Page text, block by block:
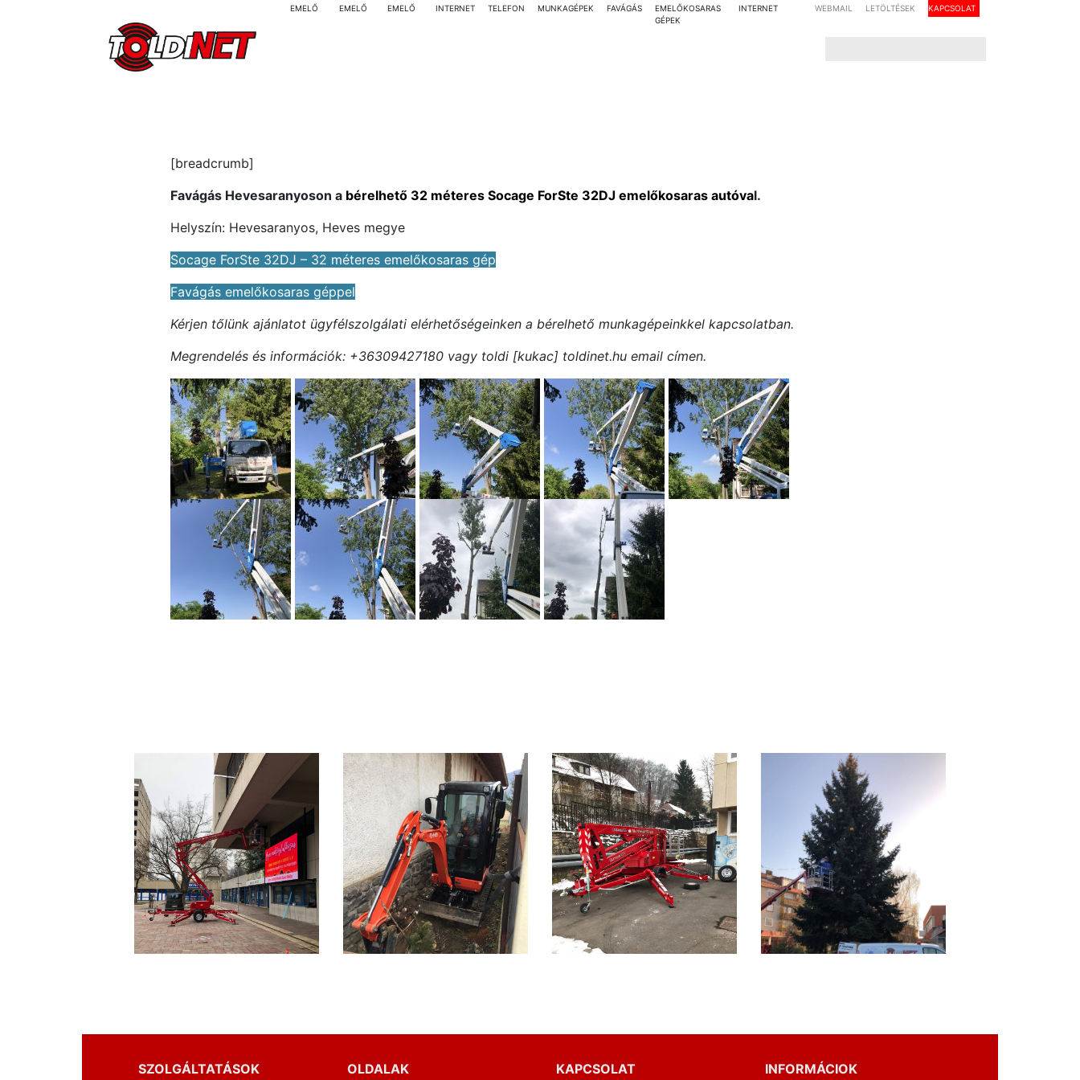
EMELŐ
EMELŐ
EMELŐ
INTERNET TELEFON MUNKAGÉPEK FAVÁGÁS
EMELŐKOSARAS
GÉPEK
INTERNET
WEBMAIL LETÖLTÉSEK KAPCSOLAT
[breadcrumb]
Favágás Hevesaranyoson a bérelhető 32 méteres Socage ForSte 32DJ emelőkosaras autóval.
Helyszín: Hevesaranyos, Heves megye
Socage ForSte 32DJ – 32 méteres emelőkosaras gép
Favágás emelőkosaras géppel
Kérjen tőlünk ajánlatot ügyfélszolgálati elérhetőségeinken a bérelhető munkagépeinkkel kapcsolatban.
Megrendelés és információk: +36309427180 vagy toldi [kukac] toldinet.hu email címen.
SZOLGÁLTATÁSOK OLDALAK KAPCSOLAT INFORMÁCIOK